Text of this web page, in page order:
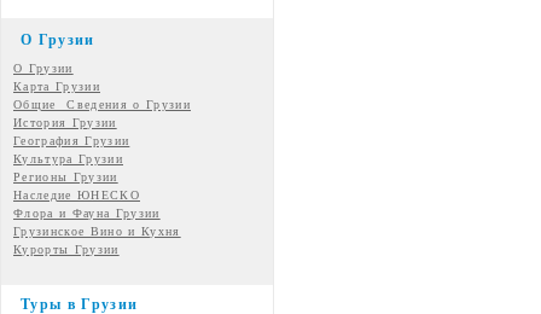
О Грузии
О Грузии
Карта Грузии
Общие Сведения о Грузии
История Грузии
География Грузии
Культура Грузии
Регионы Грузии
Наследие ЮНЕСКО
Флора и Фауна Грузии
Грузинское Вино и Кухня
Курорты Грузии
Туры в Грузии